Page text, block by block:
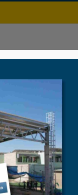
גדרות
מרכז ספורט וייסגל,
גדר פרופילים,מוסדות